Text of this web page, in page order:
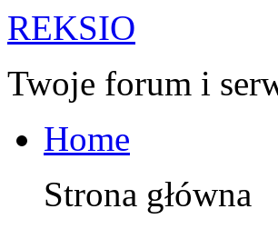
REKSIO
Twoje forum i
Home
Strona główna